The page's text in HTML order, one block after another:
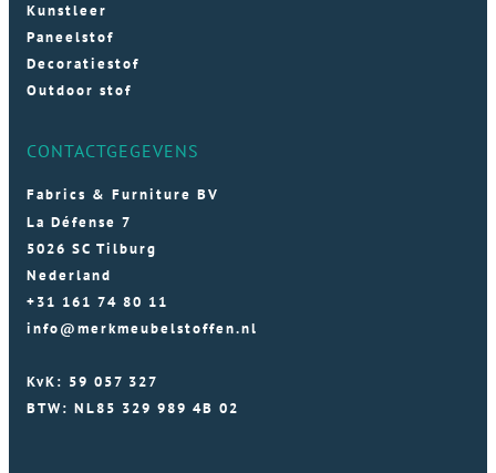
Kunstleer
Paneelstof
Decoratiestof
Outdoor stof
CONTACTGEGEVENS
Fabrics & Furniture BV
La Défense 7
5026 SC Tilburg
Nederland
+31 161 74 80 11
info@merkmeubelstoffen.nl
KvK: 59 057 327
BTW: NL85 329 989 4B 02